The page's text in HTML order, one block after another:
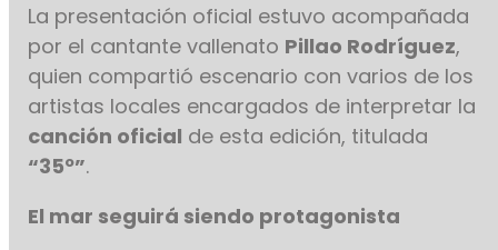
La presentación oficial estuvo acompañada
por el cantante vallenato Pillao Rodríguez,
quien compartió escenario con varios de los
artistas locales encargados de interpretar la
canción oficial de esta edición, titulada
“35º”.
El mar seguirá siendo protagonista